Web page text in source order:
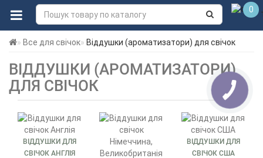
0
Все для свічок Віддушки (ароматизатори) для свічок
ВІДДУШКИ (АРОМАТИЗАТОРИ)
ДЛЯ СВІЧОК
ВІДДУШКИ ДЛЯ
СВІЧОК АНГЛІЯ
ВІДДУШКИ ДЛЯ
СВІЧОК США